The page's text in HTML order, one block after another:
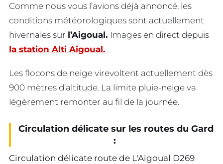
Comme nous vous l’avions déjà annoncé, les
conditions météorologiques sont actuellement
hivernales sur l’Aigoual. Images en direct depuis
la station Alti Aigoual.
Les flocons de neige virevoltent actuellement dès
900 mètres d’altitude. La limite pluie-neige va
légèrement remonter au fil de la journée.
Circulation délicate sur les routes du Gard
:
Circulation délicate route de L'Aigoual D269